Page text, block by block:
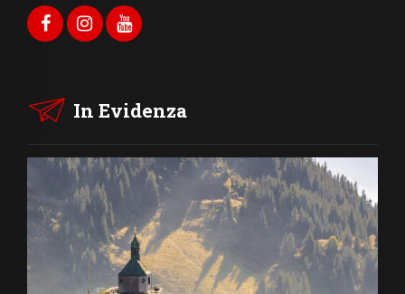
In Evidenza